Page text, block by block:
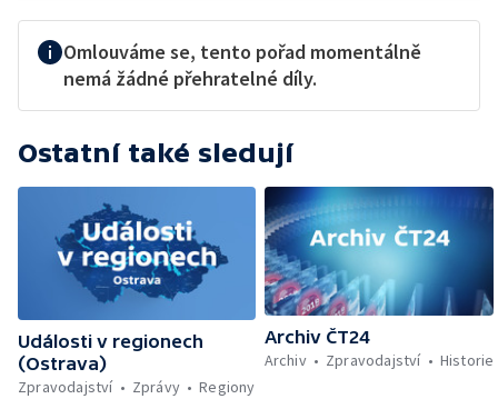
Omlouváme se, tento pořad momentálně
nemá žádné přehratelné díly.
Ostatní také sledují
Události v regionech
(Ostrava)
Zpravodajství
Zprávy Regiony
Archiv ČT24
Archiv
Zpravodajství Historie